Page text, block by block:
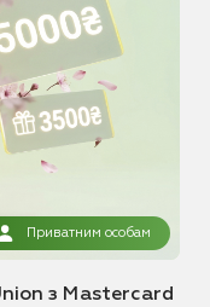
Приватним особам
з Mastercard